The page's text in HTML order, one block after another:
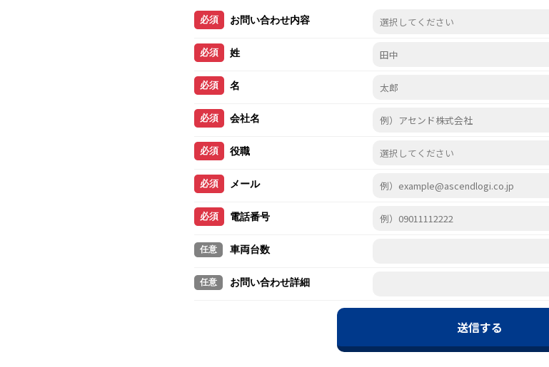
お問い合わせ内容
姓
名
会社名
役職
メール
電話番号
車両台数
お問い合わせ詳細